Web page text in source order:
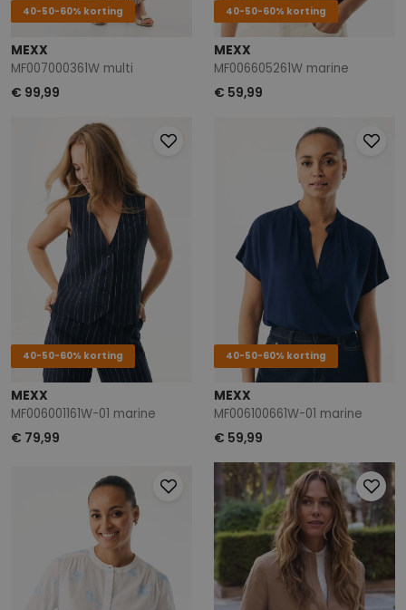
40-50-60% korting
MEXX
MF007000361W multi
€ 99,99
40-50-60% korting
MEXX
MF006605261W marine
€ 59,99
40-50-60% korting
MEXX
MF006001161W-01 marine
€ 79,99
40-50-60% korting
MEXX
MF006100661W-01 marine
€ 59,99